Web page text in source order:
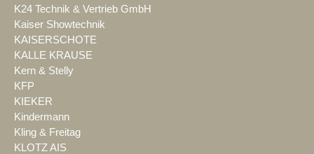
K24 Technik & Vertrieb GmbH
Kaiser Showtechnik
KAISERSCHOTE
KALLE KRAUSE
Kern & Stelly
KFP
KIEKER
Kindermann
Kling & Freitag
KLOTZ AIS